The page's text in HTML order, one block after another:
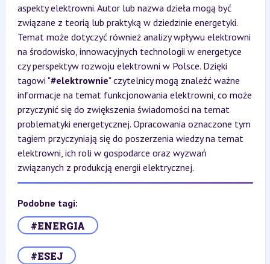
aspekty elektrowni. Autor lub nazwa dzieła mogą być
związane z teorią lub praktyką w dziedzinie energetyki.
Temat może dotyczyć również analizy wpływu elektrowni
na środowisko, innowacyjnych technologii w energetyce
czy perspektyw rozwoju elektrowni w Polsce. Dzięki
tagowi "#elektrownie" czytelnicy mogą znaleźć ważne
informacje na temat funkcjonowania elektrowni, co może
przyczynić się do zwiększenia świadomości na temat
problematyki energetycznej. Opracowania oznaczone tym
tagiem przyczyniają się do poszerzenia wiedzy na temat
elektrowni, ich roli w gospodarce oraz wyzwań
związanych z produkcją energii elektrycznej.
Podobne tagi:
#ENERGIA
#ESEJ